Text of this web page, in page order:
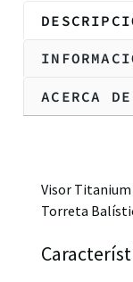
ACERCA
Visor
Torreta